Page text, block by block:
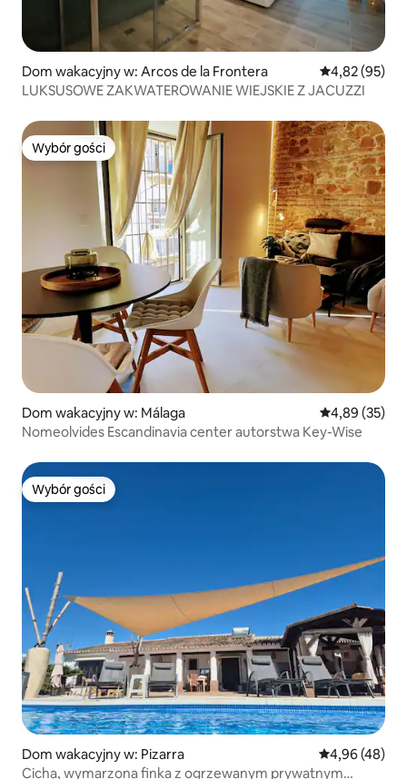
Dom wakacyjny w: Arcos de la Frontera Średnia
4,82 (95)
LUKSUSOWE ZAKWATEROWANIE WIEJSKIE Z JACUZZI
Wybór gości
Wybór gości
Dom wakacyjny w: Málaga Średnia
4,89 (35)
Nomeolvides Escandinavia center autorstwa Key-Wise
Wybór gości
Wybór gości
Dom wakacyjny w: Pizarra Średnia
4,96 (48)
Cicha, wymarzona finka z ogrzewanym prywatnym